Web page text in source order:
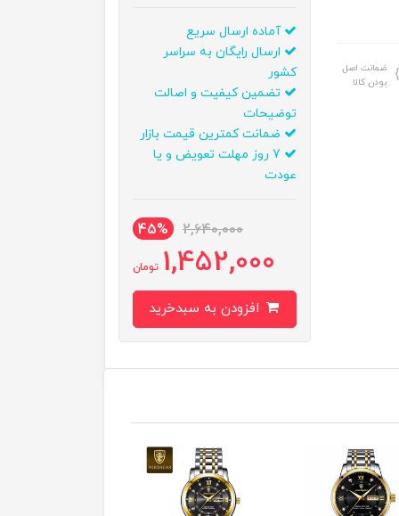
ضمانت اصل
بودن کالا
آماده ارسال سریع
ارسال رایگان به سراسر
کشور
تضمین کیفیت و اصالت
توضیحات
ضمانت کمترین قیمت بازار
7 روز مهلت تعویض و یا
عودت
2,640,000
45%
1,452,000 تومان